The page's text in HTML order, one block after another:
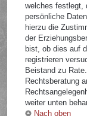
welches festlegt,
persönliche
hierzu die
der
bist, ob dies auf
registrieren
Beistand zu
Rechtsberatung
weiter unten
Nach oben